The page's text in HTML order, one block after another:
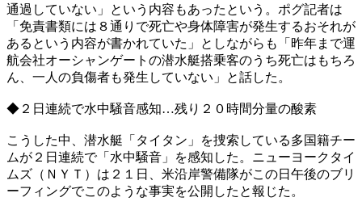
通過していない」という内容もあったという。ポグ記者は
「免責書類には８通りで死亡や身体障害が発生するおそれが
あるという内容が書かれていた」としながらも「昨年まで運
航会社オーシャンゲートの潜水艇搭乗客のうち死亡はもちろ
ん、一人の負傷者も発生していない」と話した。
◆２日連続で水中騒音感知…残り２０時間分量の酸素
こうした中、潜水艇「タイタン」を捜索している多国籍チー
ムが２日連続で「水中騒音」を感知した。ニューヨークタイ
ムズ（ＮＹＴ）は２１日、米沿岸警備隊がこの日午後のブリ
ーフィングでこのような事実を公開したと報じた。